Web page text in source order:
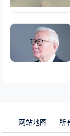
网站地图 所